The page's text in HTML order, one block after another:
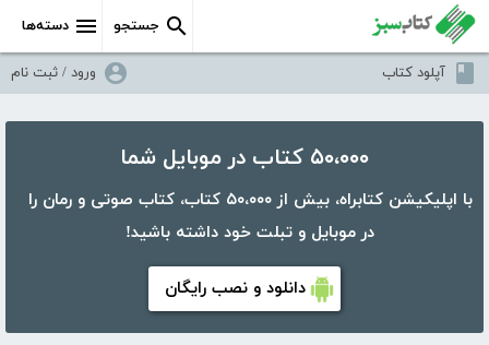
دسته‌ها جستجو
آپلود کتاب ورود / ثبت نام
۵۰،۰۰۰ کتاب در موبایل شما
با اپلیکیشن کتابراه، بیش از ۵۰،۰۰۰ کتاب، کتاب صوتی و رمان را
در موبایل و تبلت خود داشته باشید!
دانلود و نصب رایگان